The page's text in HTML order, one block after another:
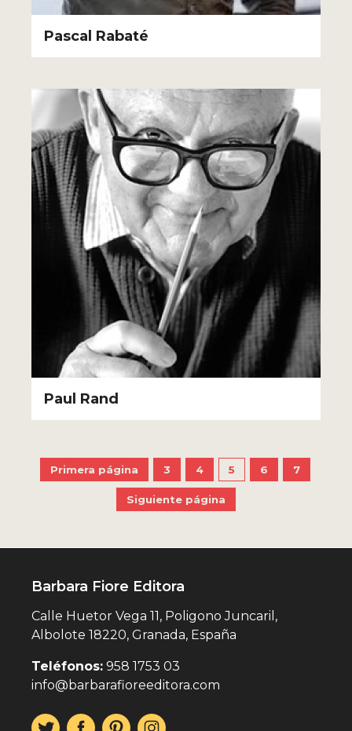
Pascal Rabaté
Paul Rand
Primera página 3 4 5 6 7
Siguiente página
Barbara Fiore Editora
Calle Huetor Vega 11, Poligono Juncaril,
Albolote 18220, Granada, España
Teléfonos: 958 1753 03
info@barbarafioreeditora.com